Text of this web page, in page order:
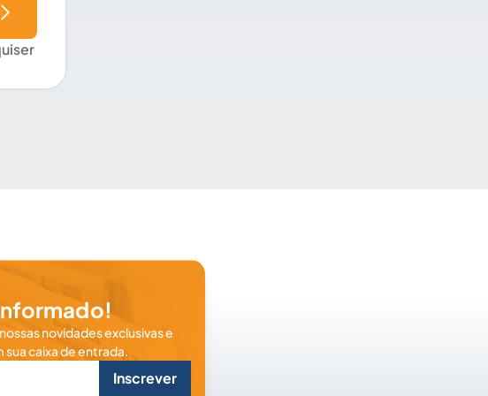
novidades exclusivas e
caixa de entrada.
Inscrever